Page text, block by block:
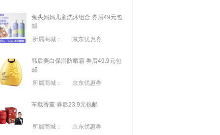
兔头妈妈儿童洗沐组合 券后49元包
邮
所属商城：
京东优惠券
韩后美白保湿防晒霜 券后49.9元包
邮
所属商城：
京东优惠券
车载香薰 券后23.9元包邮
所属商城： 京东优惠券